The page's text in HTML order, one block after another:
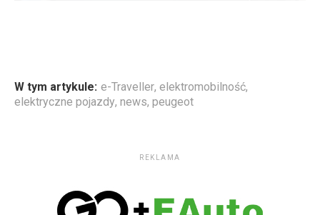
W tym artykule: e-Traveller, elektromobilność,
elektryczne pojazdy, news, peugeot
REKLAMA